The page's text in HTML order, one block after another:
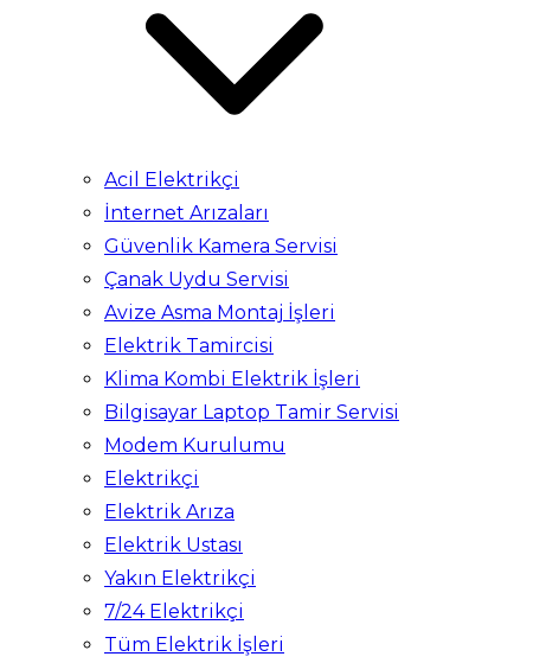
Acil Elektrikçi
İnternet Arızaları
Güvenlik Kamera Servisi
Çanak Uydu Servisi
Avize Asma Montaj İşleri
Elektrik Tamircisi
Klima Kombi Elektrik İşleri
Bilgisayar Laptop Tamir Servisi
Modem Kurulumu
Elektrikçi
Elektrik Arıza
Elektrik Ustası
Yakın Elektrikçi
7/24 Elektrikçi
Tüm Elektrik İşleri